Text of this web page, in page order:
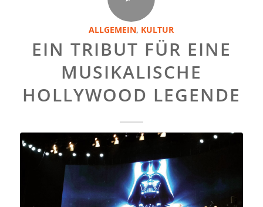
ALLGEMEIN, KULTUR
EIN TRIBUT FÜR EINE
MUSIKALISCHE
HOLLYWOOD LEGENDE